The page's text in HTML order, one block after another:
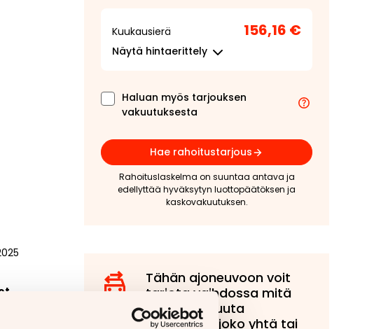
Kuukausierä 156,16 €
Näytä hintaerittely
Haluan myös tarjouksen
vakuutuksesta
Hae rahoitustarjous
Rahoituslaskelma on suuntaa antava ja
edellyttää hyväksytyn luottopäätöksen ja
kaskovakuutuksen.
Tähän ajoneuvoon voit
tarjota vaihdossa mitä
tahansa muuta
ajoneuvoa, joko yhtä tai